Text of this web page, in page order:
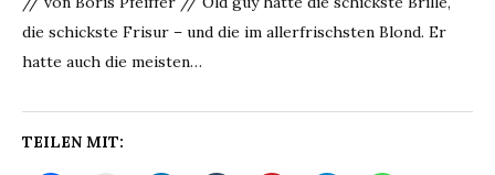
die schickste Frisur – und die im allerfrischsten Blond. Er
hatte auch die meisten…
TEILEN MIT: